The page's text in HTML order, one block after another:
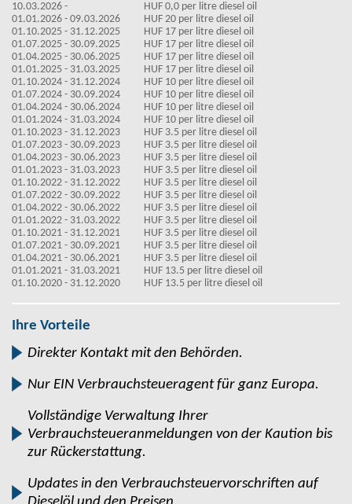
10.03.2026 -
HUF 0,0 per litre diesel oil
01.01.2026 - 09.03.2026
HUF 20 per litre diesel oil
01.10.2025 - 31.12.2025
HUF 17 per litre diesel oil
01.07.2025 - 30.09.2025
HUF 17 per litre diesel oil
01.04.2025 - 30.06.2025
HUF 17 per litre diesel oil
01.01.2025 - 31.03.2025
HUF 17 per litre diesel oil
01.10.2024 - 31.12.2024
HUF 10 per litre diesel oil
01.07.2024 - 30.09.2024
HUF 10 per litre diesel oil
01.04.2024 - 30.06.2024
HUF 10 per litre diesel oil
01.01.2024 - 31.03.2024
HUF 10 per litre diesel oil
01.10.2023 - 31.12.2023
HUF 3.5 per litre diesel oil
01.07.2023 - 30.09.2023
HUF 3.5 per litre diesel oil
01.04.2023 - 30.06.2023
HUF 3.5 per litre diesel oil
01.01.2023 - 31.03.2023
HUF 3.5 per litre diesel oil
01.10.2022 - 31.12.2022
HUF 3.5 per litre diesel oil
01.07.2022 - 30.09.2022
HUF 3.5 per litre diesel oil
01.04.2022 - 30.06.2022
HUF 3.5 per litre diesel oil
01.01.2022 - 31.03.2022
HUF 3.5 per litre diesel oil
01.10.2021 - 31.12.2021
HUF 3.5 per litre diesel oil
01.07.2021 - 30.09.2021
HUF 3.5 per litre diesel oil
01.04.2021 - 30.06.2021
HUF 3.5 per litre diesel oil
01.01.2021 - 31.03.2021
HUF 13.5 per litre diesel oil
01.10.2020 - 31.12.2020
HUF 13.5 per litre diesel oil
Ihre Vorteile
Direkter Kontakt mit den Behörden.
Nur EIN Verbrauchsteueragent für ganz Europa.
Vollständige Verwaltung Ihrer
Verbrauchsteueranmeldungen von der Kaution bis
zur Rückerstattung.
Updates in den Verbrauchsteuervorschriften auf